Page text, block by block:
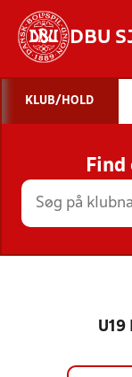
DBU
KLUB/HOLD
U19